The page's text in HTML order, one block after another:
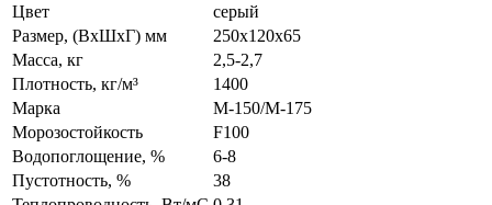
Цвет
серый
Размер, (ВхШхГ) мм
250x120x65
Масса, кг
2,5-2,7
Плотность, кг/м³
1400
Марка
М-150/M-175
Морозостойкость
F100
Водопоглощение, %
6-8
Пустотность, %
38